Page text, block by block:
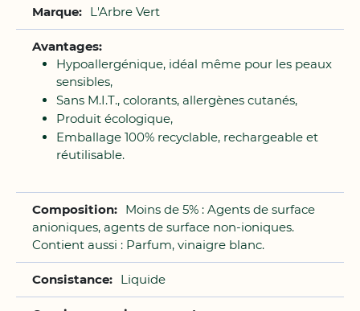
L'Arbre Vert
Hypoallergénique, idéal même pour les peaux
sensibles,
Sans M.I.T., colorants, allergènes cutanés,
Produit écologique,
Emballage 100% recyclable, rechargeable et
réutilisable.
Moins de 5% : Agents de surface
anioniques, agents de surface non-ioniques.
Contient aussi : Parfum, vinaigre blanc.
Liquide